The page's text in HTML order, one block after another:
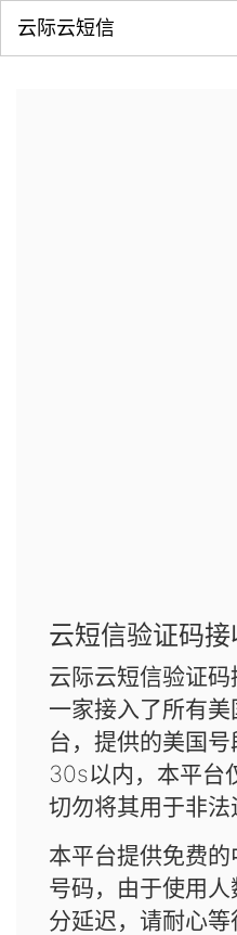
云际云短信
云短信验证码接
云际云短信验证
一家接入了所有
台，提供的美国
30s以内，本平台
切勿将其用于非法
本平台提供免费
号码，由于使用
分延迟，请耐心等